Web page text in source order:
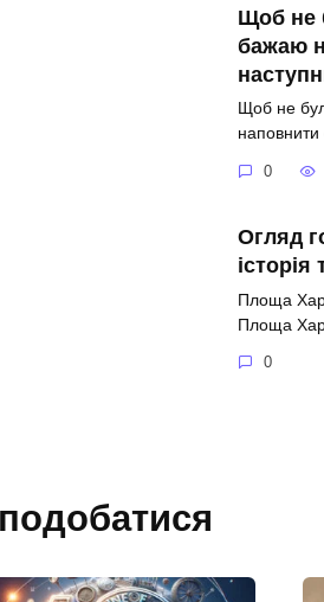
Щоб не
бажаю
Щоб не
наповнити
0
Огляд
історія
Площа
Площа
0